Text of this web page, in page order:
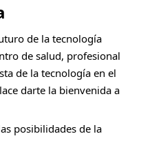
de la tecnología
de salud, profesional
de la tecnología en el
darte la bienvenida a
posibilidades de la